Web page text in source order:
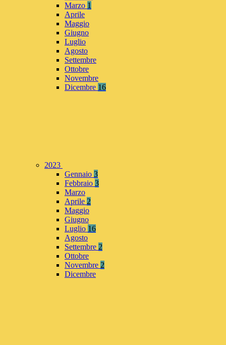
Marzo 1
Aprile
Maggio
Giugno
Luglio
Agosto
Settembre
Ottobre
Novembre
Dicembre 16
2023
Gennaio 3
Febbraio 3
Marzo
Aprile 2
Maggio
Giugno
Luglio 16
Agosto
Settembre 2
Ottobre
Novembre 2
Dicembre